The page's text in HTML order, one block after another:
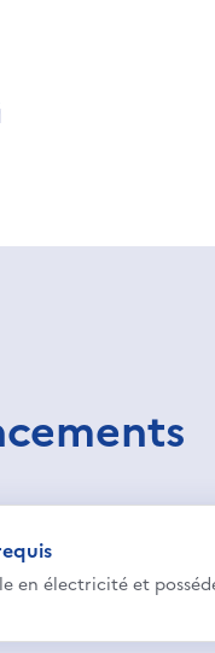
en électricité et